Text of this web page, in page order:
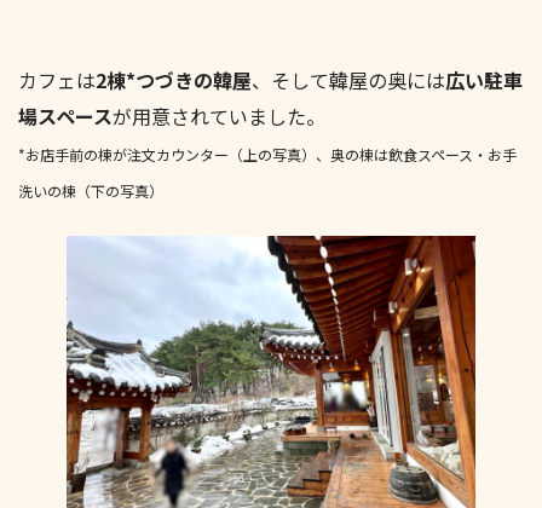
カフェは2棟*つづきの韓屋、そして韓屋の奥には広い駐車
場スペースが用意されていました。
*お店手前の棟が注文カウンター（上の写真）、奥の棟は飲食スペース・お手
洗いの棟（下の写真）